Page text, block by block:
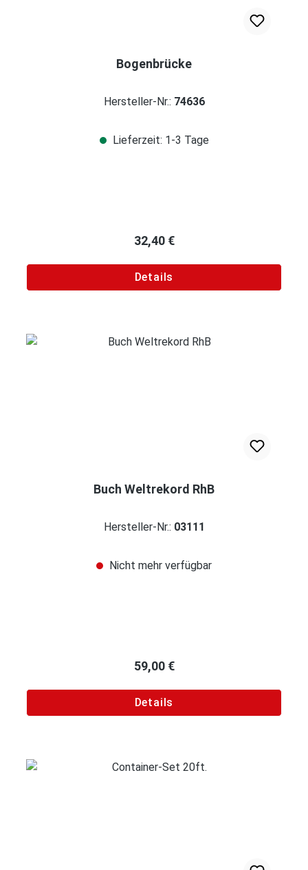
Bogenbrücke
Hersteller-Nr.: 74636
Lieferzeit: 1-3 Tage
Regulärer Preis:
32,40 €
Details
Buch Weltrekord RhB
Hersteller-Nr.: 03111
Nicht mehr verfügbar
Regulärer Preis:
59,00 €
Details